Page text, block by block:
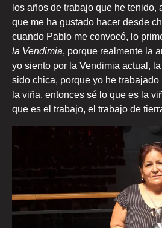
los años de trabajo que he tenido,
que me ha gustado hacer desde
cuando Pablo me convocó, lo
la Vendimia, porque realmente la
yo siento por la Vendimia actual,
sido chica, porque yo he
la viña, entonces sé lo que es la
que es el trabajo, el trabajo de